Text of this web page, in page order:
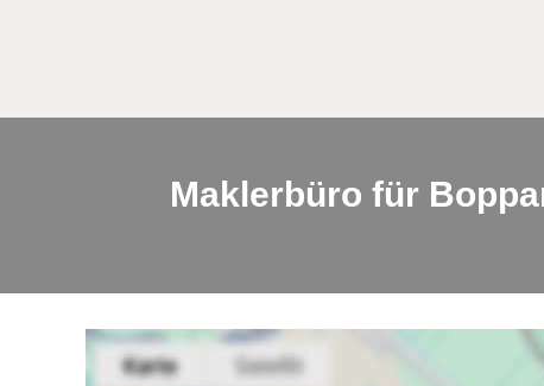
Maklerbüro für